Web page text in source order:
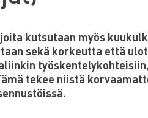
kutsutaan myös
sekä korkeutta että
tekee niistä